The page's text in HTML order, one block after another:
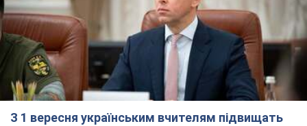
З 1 вересня українським вчителям підвищать